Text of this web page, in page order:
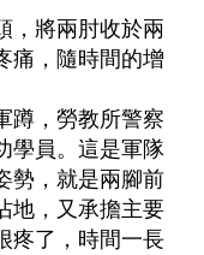
，將兩肘收於兩
痛，隨時間的增
蹲，勞教所警察
學員。這是軍隊
勢，就是兩腳前
地，又承擔主要
疼了，時間一長